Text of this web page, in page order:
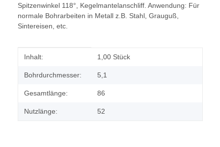
Spitzenwinkel 118°, Kegelmantelanschliff. Anwendung: Für
normale Bohrarbeiten in Metall z.B. Stahl, Grauguß,
Sintereisen, etc.
Produkteigenschaft
Wert
Inhalt: 1,00 Stück
Bohrdurchmesser: 5,1
Gesamtlänge: 86
Nutzlänge: 52